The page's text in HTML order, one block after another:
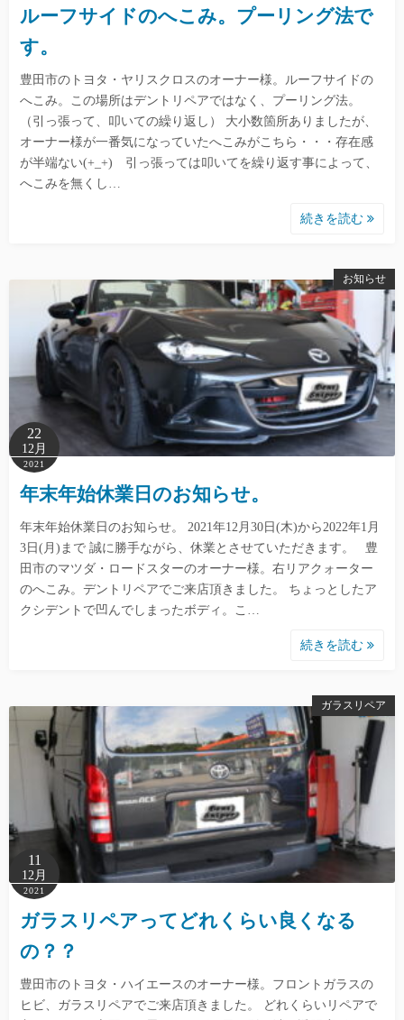
ルーフサイドのへこみ。プーリング法で
す。
豊田市のトヨタ・ヤリスクロスのオーナー様。ルーフサイドの
へこみ。この場所はデントリペアではなく、プーリング法。
（引っ張って、叩いての繰り返し） 大小数箇所ありましたが、
オーナー様が一番気になっていたへこみがこちら・・・存在感
が半端ない(+_+) 引っ張っては叩いてを繰り返す事によって、
へこみを無くし…
続きを読む
お知らせ
22
12月
2021
年末年始休業日のお知らせ。
年末年始休業日のお知らせ。 2021年12月30日(木)から2022年1月
3日(月)まで 誠に勝手ながら、休業とさせていただきます。 豊
田市のマツダ・ロードスターのオーナー様。右リアクォーター
のへこみ。デントリペアでご来店頂きました。 ちょっとしたア
クシデントで凹んでしまったボディ。こ…
続きを読む
ガラスリペア
11
12月
2021
ガラスリペアってどれくらい良くなる
の？？
豊田市のトヨタ・ハイエースのオーナー様。フロントガラスの
ヒビ、ガラスリペアでご来店頂きました。 どれくらいリペアで